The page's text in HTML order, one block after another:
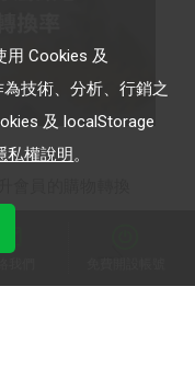
Cookies 及
技術、分析、行銷之
及 localStorage
私權說明。